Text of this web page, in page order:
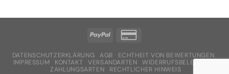
können
auf
der
gewählt
werden
DATENSCHUTZERKLÄRUNG AGB
ECHTHEIT VON BEWERTUNGEN
IMPRESSUM
KONTAKT VERSANDARTEN
WIDERRUFSBELEHRUNG
ZAHLUNGSARTEN
RECHTLICHER HINWEIS